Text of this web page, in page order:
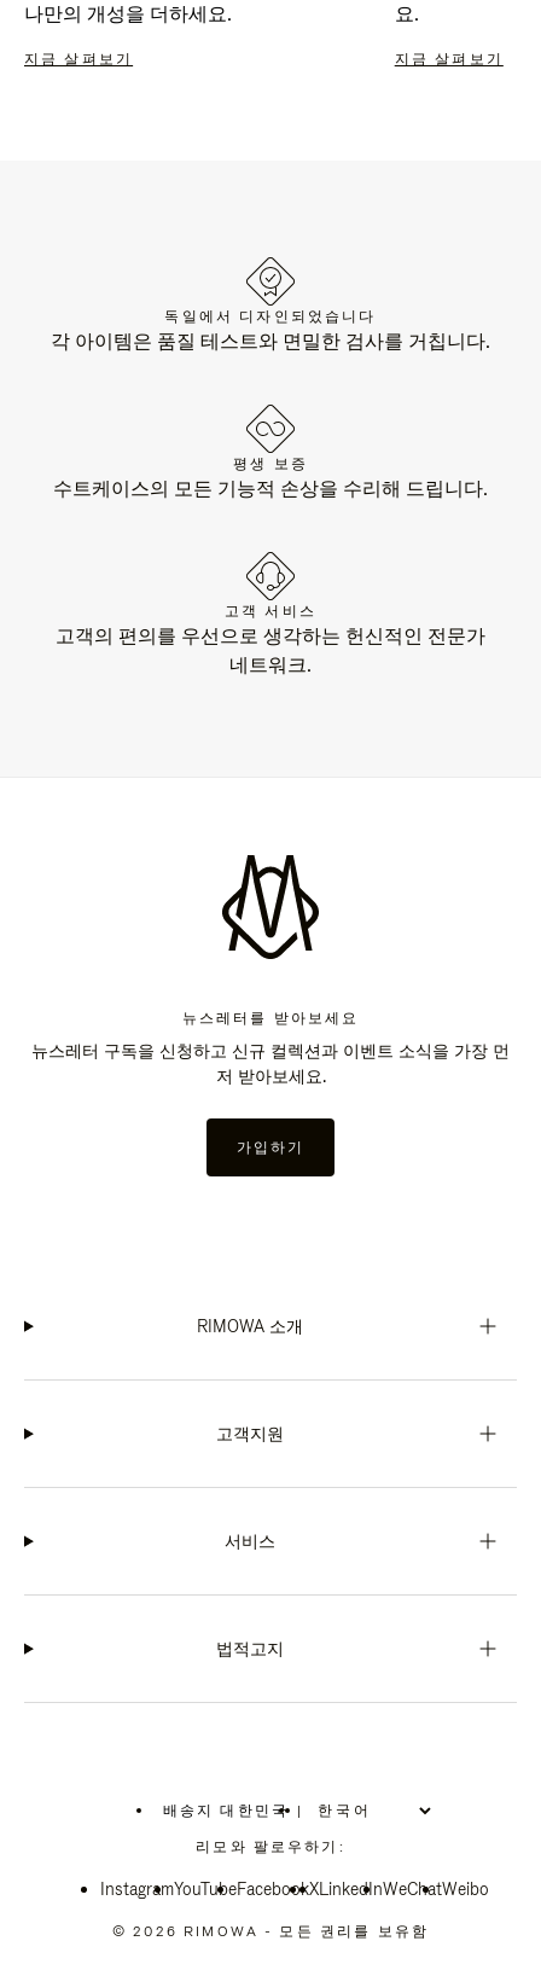
나만의 개성을 더하세요.
지금 살펴보기
요.
지금 살펴보기
독일에서 디자인되었습니다
각 아이템은 품질 테스트와 면밀한 검사를 거칩니다.
평생 보증
수트케이스의 모든 기능적 손상을 수리해 드립니다.
고객 서비스
고객의 편의를 우선으로 생각하는 헌신적인 전문가
네트워크.
뉴스레터를 받아보세요
뉴스레터 구독을 신청하고 신규 컬렉션과 이벤트 소식을 가장 먼
저 받아보세요.
가입하기
RIMOWA 소개
고객지원
서비스
법적고지
배송지 대한민국
위
치
선
십
|
리모와 팔로우하기:
InstagramYouTubeFacebookXLinkedInWeChatWeibo
© 2026 RIMOWA - 모든 권리를 보유함